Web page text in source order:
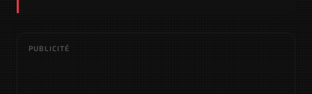
PUBLICITÉ